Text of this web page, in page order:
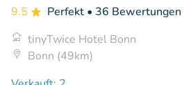
9.5 Perfekt • 36 Bewertungen
tinyTwice Hotel Bonn
Bonn (49km)